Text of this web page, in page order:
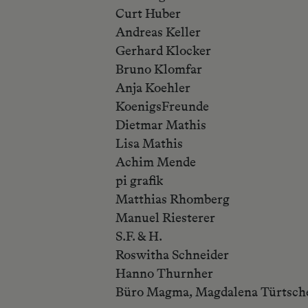
Curt Huber
Andreas Keller
Gerhard Klocker
Bruno Klomfar
Anja Koehler
KoenigsFreunde
Dietmar Mathis
Lisa Mathis
Achim Mende
pi grafik
Matthias Rhomberg
Manuel Riesterer
S.F. & H.
Roswitha Schneider
Hanno Thurnher
Büro Magma, Magdalena